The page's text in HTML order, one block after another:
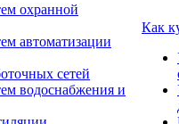
охранной
автоматизации
сетей
водоснабжения и
Как